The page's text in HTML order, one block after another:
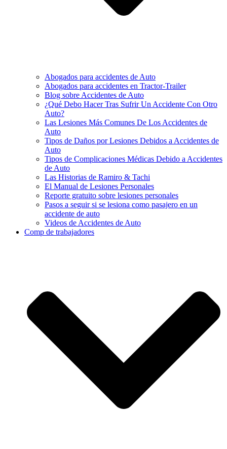
Abogados para accidentes de Auto
Abogados para accidentes en Tractor-Trailer
Blog sobre Accidentes de Auto
¿Qué Debo Hacer Tras Sufrir Un Accidente Con Otro
Auto?
Las Lesiones Más Comunes De Los Accidentes de
Auto
Tipos de Daños por Lesiones Debidos a Accidentes de
Auto
Tipos de Complicaciones Médicas Debido a Accidentes
de Auto
Las Historias de Ramiro & Tachi
El Manual de Lesiones Personales
Reporte gratuito sobre lesiones personales
Pasos a seguir si se lesiona como pasajero en un
accidente de auto
Videos de Accidentes de Auto
Comp de trabajadores